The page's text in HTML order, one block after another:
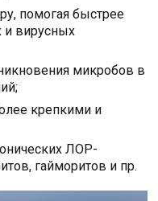
помогая быстрее
и вирусных
микробов в
крепкими и
ЛОР-
гайморитов и пр.